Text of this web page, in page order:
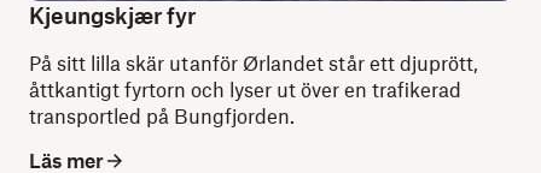
Kjeungskjær fyr
På sitt lilla skär utanför Ørlandet står ett djuprött,
åttkantigt fyrtorn och lyser ut över en trafikerad
transportled på Bungfjorden.
Läs mer